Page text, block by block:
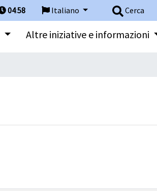
Cerca
Italiano
04:58
Altre iniziative e informazioni